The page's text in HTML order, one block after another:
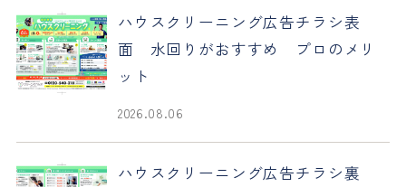
ハウスクリーニング広告チラシ表
面 水回りがおすすめ プロのメリ
ット
2026.08.06
ハウスクリーニング広告チラシ裏